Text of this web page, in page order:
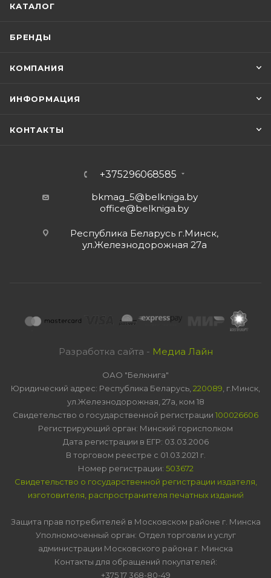
КАТАЛОГ
БРЕНДЫ
КОМПАНИЯ
ИНФОРМАЦИЯ
КОНТАКТЫ
+375296068585
bkmag_5@belkniga.by
office@belkniga.by
Республика Беларусь г.Минск,
ул.Железнодорожная 27а
Разработка сайта - Медиа Лайн
ОАО "Белкнига"
Юридический адрес: Республика Беларусь, 220089 , г.Минск,
ул.Железнодорожная, 27а, ком 18
Свидетельство о государственной регистрации 100026606
Регистрирующий орган: Минский горисполком
Дата регистрации в ЕГР: 03.03.2006
В торговом реестре с 01.03.2021 г.
Номер регистрации: 503672
Свидетельство о государственной регистрации издателя,
изготовителя, распространителя печатных изданий
Защита прав потребителей в Московском районе г. Минска
Уполномоченный орган: Отдел торговли и услуг
администрации Московского района г. Минска
Контакты для обращений покупателей:
+375 17 368-80-49